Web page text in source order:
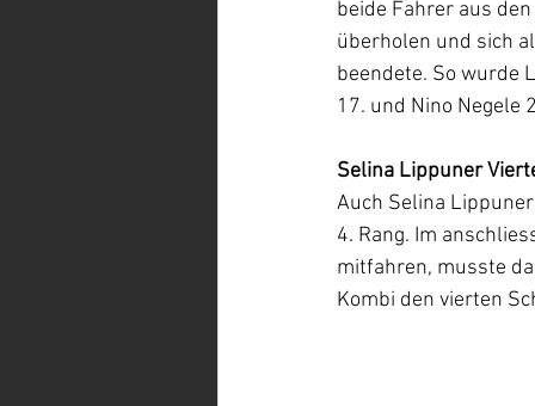
beide Fahrer aus
überholen und sich
beendete. So wurde
17. und Nino Negele
Selina Lippuner
Auch Selina
4. Rang. Im
mitfahren, musste
Kombi den vierten